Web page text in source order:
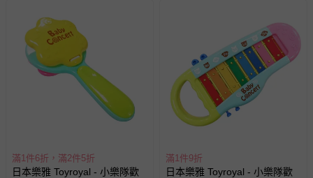
滿1件6折，滿2件5折
日本樂雅 Toyroyal - 小樂隊歡
滿1件9折
日本樂雅 Toyroyal - 小樂隊歡